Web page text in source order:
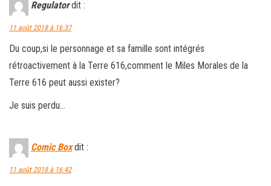
Regulator dit :
11 août 2018 à 16:37
Du coup,si le personnage et sa famille sont intégrés
rétroactivement à la Terre 616,comment le Miles Morales de la
Terre 616 peut aussi exister?
Je suis perdu…
Comic Box dit :
11 août 2018 à 16:42